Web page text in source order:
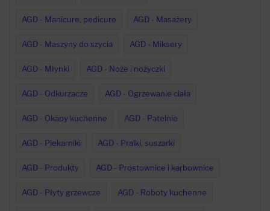
AGD - Manicure, pedicure AGD - Masażery
AGD - Maszyny do szycia AGD - Miksery
AGD - Młynki AGD - Noże i nożyczki
AGD - Odkurzacze AGD - Ogrzewanie ciała
AGD - Okapy kuchenne AGD - Patelnie
AGD - Piekarniki AGD - Pralki, suszarki
AGD - Produkty AGD - Prostownice i karbownice
AGD - Płyty grzewcze AGD - Roboty kuchenne